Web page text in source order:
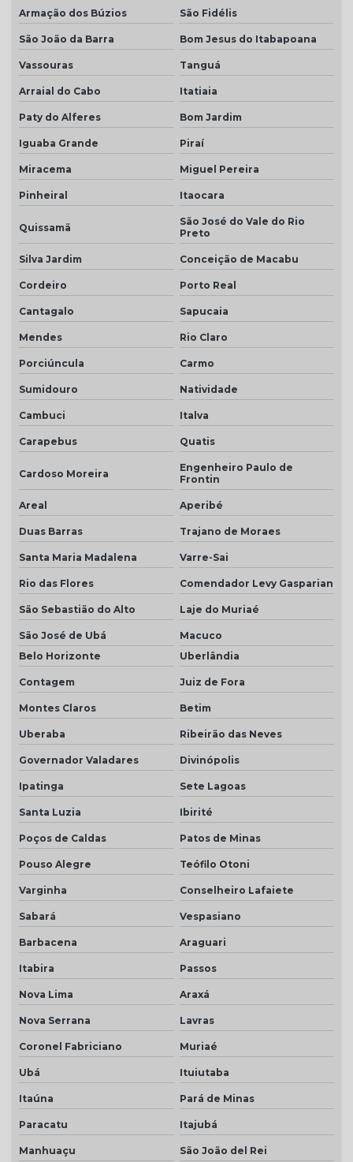
Telha dupla americana
Telha dupla colonial
Telha dupla face esmaltada
Telha dupla portuguesa
Telha dupla preço
Telha dupla romana
Telha em monte carmelo
Telha esmaltado caramelo
Telha grafite
Telha grafite esmaltada
Telha hidrofugada
Telha hidrofugada preço
Telha marfim
Telha marfim preço
Telha natural romana
Telha palha
Telha palha mesclada
Telha piso esmaltada
Telha plan cerâmica
Telha plan colonial
Telha plan por m2
Telha plan natural
Telha plan preço
Telha plan resinada
Telha porcelanato
Telha porcelanato branca
Telha porcelanato preço
Telha portuguesa por metro quadrado
Telha portuguesa natural
Telha portuguesa resinada
Telha portuguesa resinada preço
Telha resinada
Telha resinada branca
Armação dos Búzios São Fidélis
São João da Barra Bom Jesus do Itabapoana
Vassouras Tanguá
Arraial do Cabo Itatiaia
Paty do Alferes Bom Jardim
Iguaba Grande Piraí
Miracema Miguel Pereira
Pinheiral Itaocara
Quissamã
São José do Vale do Rio
Preto
Silva Jardim Conceição de Macabu
Cordeiro Porto Real
Cantagalo Sapucaia
Mendes Rio Claro
Porciúncula Carmo
Sumidouro Natividade
Cambuci Italva
Carapebus Quatis
Cardoso Moreira
Engenheiro Paulo de
Frontin
Areal Aperibé
Duas Barras Trajano de Moraes
Santa Maria Madalena Varre-Sai
Rio das Flores Comendador Levy Gasparian
São Sebastião do Alto Laje do Muriaé
São José de Ubá
Macuco
Belo Horizonte
Uberlândia
Contagem Juiz de Fora
Montes Claros Betim
Uberaba Ribeirão das Neves
Governador Valadares Divinópolis
Ipatinga Sete Lagoas
Santa Luzia Ibirité
Poços de Caldas Patos de Minas
Pouso Alegre Teófilo Otoni
Varginha Conselheiro Lafaiete
Sabará Vespasiano
Barbacena Araguari
Itabira Passos
Nova Lima Araxá
Nova Serrana Lavras
Coronel Fabriciano Muriaé
Ubá Ituiutaba
Itaúna Pará de Minas
Paracatu Itajubá
Manhuaçu São João del Rei